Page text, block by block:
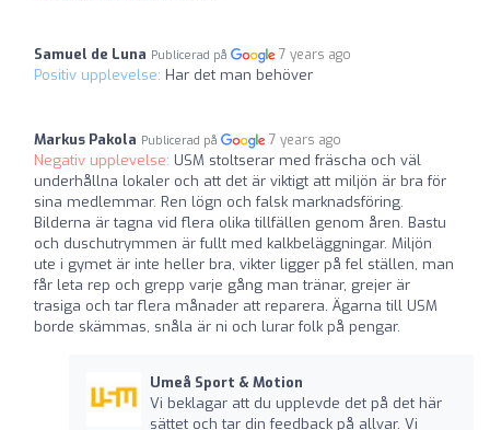
Samuel de Luna Publicerad på 7 years ago
Positiv upplevelse: Har det man behöver
Markus Pakola Publicerad på 7 years ago
Negativ upplevelse: USM stoltserar med fräscha och väl
underhållna lokaler och att det är viktigt att miljön är bra för
sina medlemmar. Ren lögn och falsk marknadsföring.
Bilderna är tagna vid flera olika tillfällen genom åren. Bastu
och duschutrymmen är fullt med kalkbeläggningar. Miljön
ute i gymet är inte heller bra, vikter ligger på fel ställen, man
får leta rep och grepp varje gång man tränar, grejer är
trasiga och tar flera månader att reparera. Ägarna till USM
borde skämmas, snåla är ni och lurar folk på pengar.
Umeå Sport & Motion
Vi beklagar att du upplevde det på det här
sättet och tar din feedback på allvar. Vi